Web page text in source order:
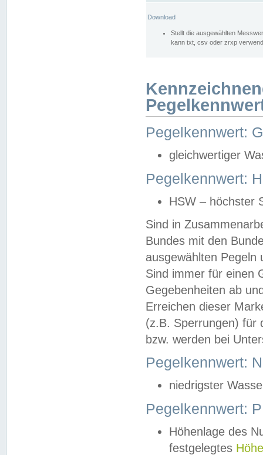
Download
Stellt die ausgewählten
kann txt, csv oder zrxp
Pegelkennwert:
gleichwertiger
Pegelkennwert:
HSW – höchster
Sind in
Bundes mit den
ausgewählten
Sind immer für einen
Gegebenheiten ab
Erreichen dieser
(z.B. Sperrungen) für
bzw. werden bei
Pegelkennwert:
niedrigster
Pegelkennwert:
Höhenlage des
festgelegtes